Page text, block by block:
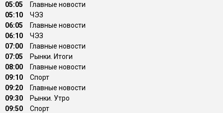
05:05
Главные новости
05:10
ЧЭЗ
06:05
Главные новости
06:10
ЧЭЗ
07:00
Главные новости
07:05
Рынки. Итоги
08:00
Главные новости
09:10
Спорт
09:20
Главные новости
09:30
Рынки. Утро
09:50
Спорт